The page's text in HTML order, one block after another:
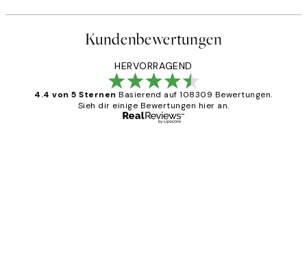
Kundenbewertungen
HERVORRAGEND
4.4 von 5 Sternen Basierend auf 108309 Bewertungen.
Sieh dir einige Bewertungen hier an.